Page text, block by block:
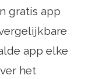
gratis app
app elke
het